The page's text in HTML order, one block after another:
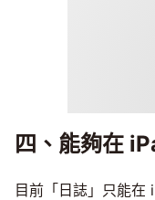
四、能夠在
目前「日誌」只能在